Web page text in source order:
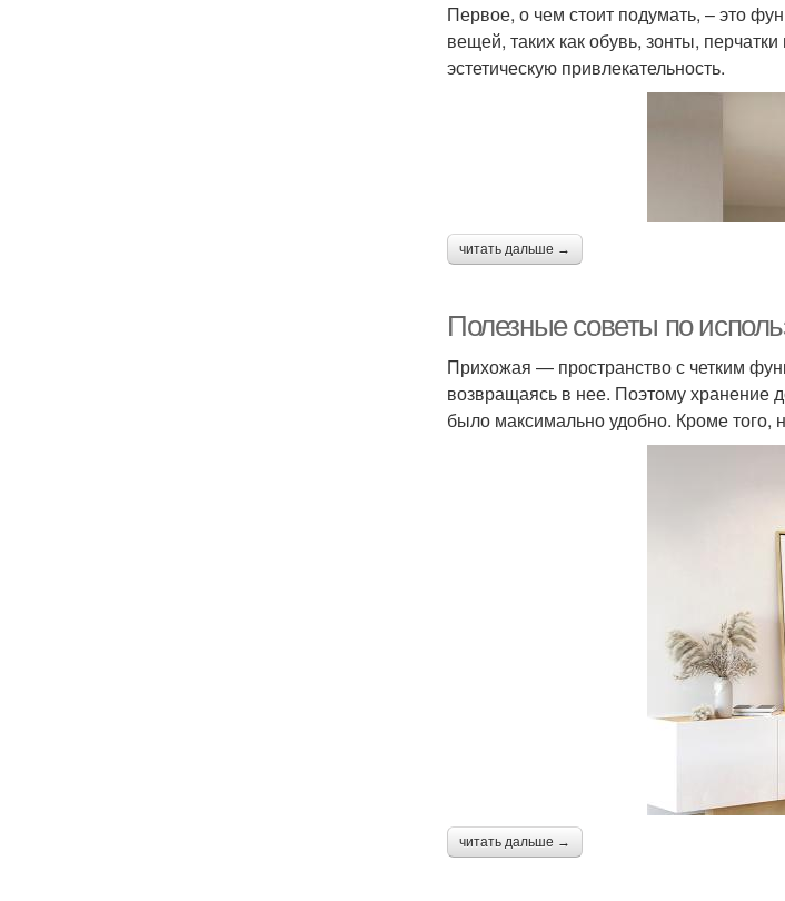
Первое, о чем стоит подумать, – это
вещей, таких как обувь, зонты,
эстетическую привлекательность.
читать дальше →
Полезные советы по
Прихожая — пространство с четким
возвращаясь в нее. Поэтому хранение
было максимально удобно. Кроме того,
читать дальше →